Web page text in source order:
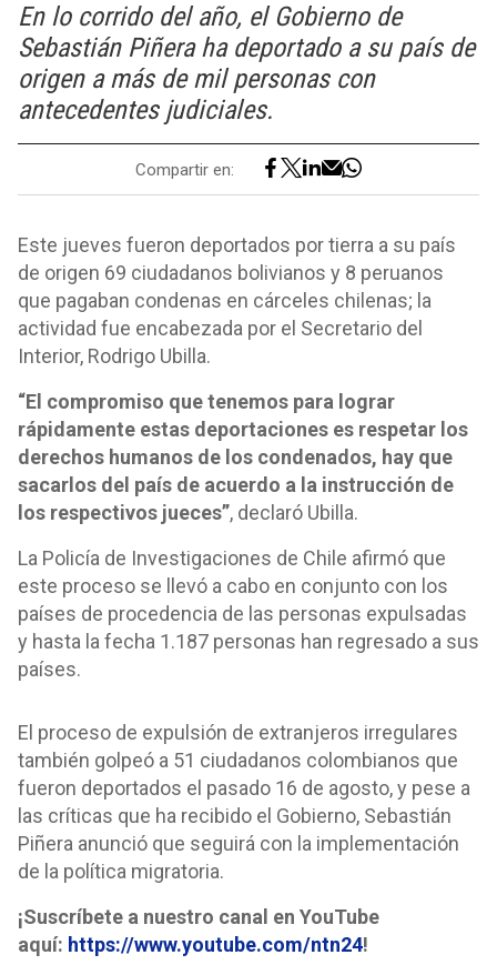
En lo corrido del año, el Gobierno de
Sebastián Piñera ha deportado a su país de
origen a más de mil personas con
antecedentes judiciales.
Compartir en:
Este jueves fueron deportados por tierra a su país
de origen 69 ciudadanos bolivianos y 8 peruanos
que pagaban condenas en cárceles chilenas; la
actividad fue encabezada por el Secretario del
Interior, Rodrigo Ubilla.
“El compromiso que tenemos para lograr
rápidamente estas deportaciones es respetar los
derechos humanos de los condenados, hay que
sacarlos del país de acuerdo a la instrucción de
los respectivos jueces”, declaró Ubilla.
La Policía de Investigaciones de Chile afirmó que
este proceso se llevó a cabo en conjunto con los
países de procedencia de las personas expulsadas
y hasta la fecha 1.187 personas han regresado a sus
países.
El proceso de expulsión de extranjeros irregulares
también golpeó a 51 ciudadanos colombianos que
fueron deportados el pasado 16 de agosto, y pese a
las críticas que ha recibido el Gobierno, Sebastián
Piñera anunció que seguirá con la implementación
de la política migratoria.
¡Suscríbete a nuestro canal en YouTube
aquí: https://www.youtube.com/ntn24!